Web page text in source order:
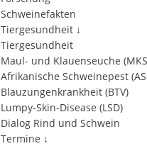
Schweinefakten
Tiergesundheit ↓
Tiergesundheit
Maul- und Klauenseuche
Afrikanische Schweinepest
Blauzungenkrankheit (BTV)
Lumpy-Skin-Disease (LSD)
Dialog Rind und Schwein
Termine ↓